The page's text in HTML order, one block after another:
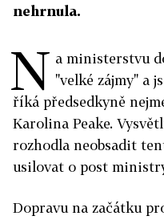
nehrnula.
N a ministerstvu
"velké zájmy" a
říká předsedkyně
Karolina Peake.
rozhodla neobsadit
usilovat o post
Dopravu na začátku